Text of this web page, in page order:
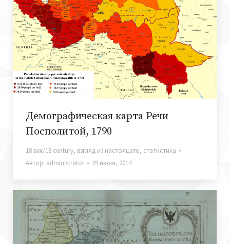
Демографическая карта Речи
Посполитой, 1790
18 век/18 century, взгляд из настоящего, статистика
Автор: administrator 29 июня, 2014